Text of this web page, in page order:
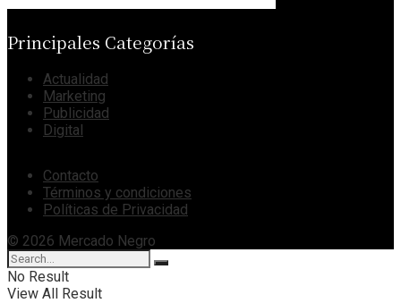
Principales Categorías
Actualidad
Marketing
Publicidad
Digital
Contacto
Términos y condiciones
Políticas de Privacidad
© 2026 Mercado Negro
No Result
View All Result